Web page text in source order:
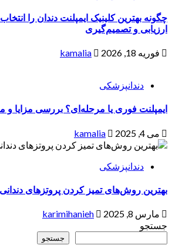
چگونه بهترین کلینیک ایمپلنت دندان را
ارزیابی و تصمیم‌گیری
فوریه 18, 2026 kamalia
دندانپزشکی
ایمپلنت فوری یا مرحله‌ای؟ بررسی مزایا و
می 4, 2025 kamalia
دندانپزشکی
بهترین روش‌های تمیز کردن پروتزهای دندانی
مارس 8, 2025
karimihanieh
جستجو
جستجو